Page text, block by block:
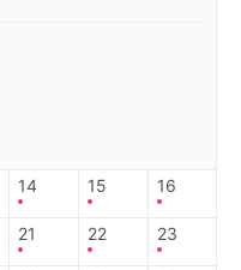
14 15 16
21 22 23